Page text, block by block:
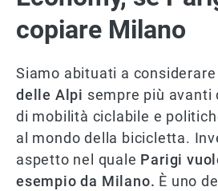
copiare Milano
Siamo abituati a considerare
delle Alpi sempre più avanti
di mobilità ciclabile e
al mondo della bicicletta.
aspetto nel quale Parigi
esempio da Milano. È uno